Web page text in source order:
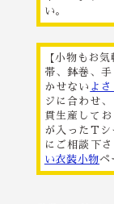
い。
【小物もお気
帯、鉢巻、
かせない よ
ジに合わせ
貫生産して
が入ったTシ
にご相談下
い衣装小物ペ